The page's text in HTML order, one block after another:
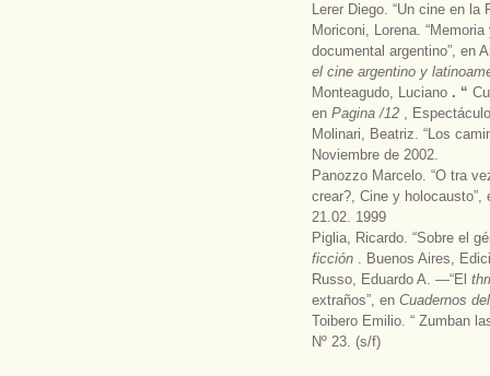
Lerer Diego. “Un cine en la
Moriconi, Lorena.
documental argentino”, en
el cine argentino y
Monteagudo, Luciano . “
en Pagina /12 ,
Molinari, Beatriz. “Los
Noviembre de 2002.
Panozzo Marcelo. “O tra
crear?, Cine y holocausto”,
21.02. 1999
Piglia, Ricardo. “Sobre el
ficción . Buenos Aires,
Russo, Eduardo A. —“El
extraños”, en Cuadernos
Toibero Emilio. “ Zumban
Nº 23. (s/f)